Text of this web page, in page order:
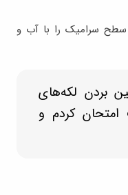
سطح سرامیک را با آب و
بردن لکه‌های
کردم و